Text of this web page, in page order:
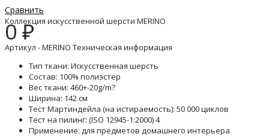
Сравнить
Коллекция искусственной шерсти MERINO
0₽
Артикул - MERINO Техническая информация
Тип ткани: Искусственная шерсть
Состав: 100% полиэстер
Вес ткани: 460+-20g/m?
Ширина: 142 см
Тест Мартиндейла (на истираемость): 50 000 циклов
Тест на пилинг: (ISO 12945-1:2000) 4
Применение: для предметов домашнего интерьера